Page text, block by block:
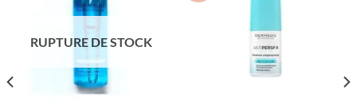
RUPTURE DE STOCK